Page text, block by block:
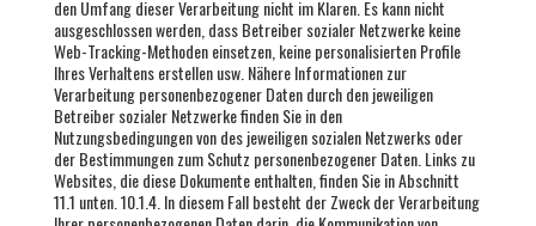
den Umfang dieser Verarbeitung nicht im Klaren. Es kann nicht
ausgeschlossen werden, dass Betreiber sozialer Netzwerke keine
Web-Tracking-Methoden einsetzen, keine personalisierten Profile
Ihres Verhaltens erstellen usw. Nähere Informationen zur
Verarbeitung personenbezogener Daten durch den jeweiligen
Betreiber sozialer Netzwerke finden Sie in den
Nutzungsbedingungen von des jeweiligen sozialen Netzwerks oder
der Bestimmungen zum Schutz personenbezogener Daten. Links zu
Websites, die diese Dokumente enthalten, finden Sie in Abschnitt
11.1 unten. 10.1.4. In diesem Fall besteht der Zweck der Verarbeitung